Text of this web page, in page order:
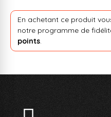
En achetant ce produit
notre programme de
points.